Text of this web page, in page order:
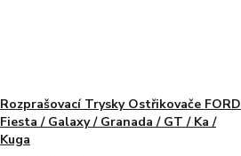
Rozprašovací Trysky Ostřikovače FORD
Fiesta / Galaxy / Granada / GT / Ka /
Kuga